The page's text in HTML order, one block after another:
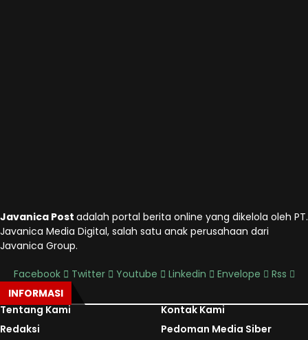
Javanica Post adalah portal berita online yang dikelola oleh PT.
Javanica Media Digital, salah satu anak perusahaan dari
Javanica Group.
Facebook Twitter Youtube Linkedin Envelope
Rss
INFORMASI
Tentang Kami
Kontak Kami
Redaksi
Pedoman Media Siber